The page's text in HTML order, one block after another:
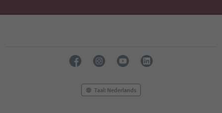
Taal: Nederlands